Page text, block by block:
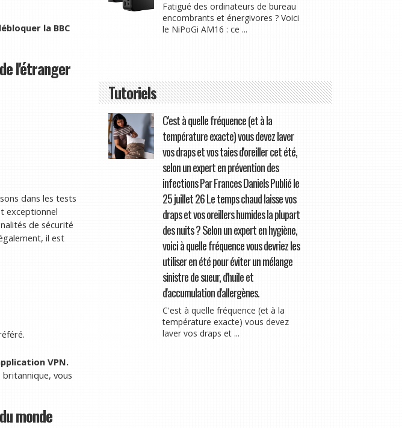
la BBC
l'étranger
dans les tests
exceptionnel
de sécurité
il est
VPN.
vous
monde
Fatigué des ordinateurs de bureau
encombrants et énergivores ? Voici
le NiPoGi AM16 : ce ...
Tutoriels
C'est à quelle fréquence (et à la
température exacte) vous devez laver
vos draps et vos taies d'oreiller cet été,
selon un expert en prévention des
infections Par Frances Daniels Publié le
25 juillet 26 Le temps chaud laisse vos
draps et vos oreillers humides la plupart
des nuits ? Selon un expert en hygiène,
voici à quelle fréquence vous devriez les
utiliser en été pour éviter un mélange
sinistre de sueur, d'huile et
d'accumulation d'allergènes.
C'est à quelle fréquence (et à la
température exacte) vous devez
laver vos draps et ...